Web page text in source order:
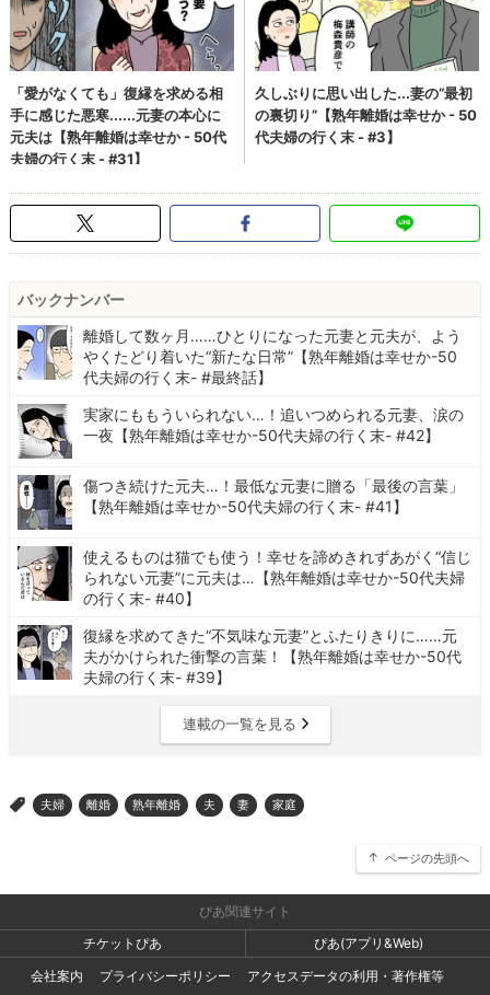
バックナンバー
離婚して数ヶ月……ひとりになった元妻と元夫が、よう
やくたどり着いた“新たな日常”【熟年離婚は幸せか-50
代夫婦の行く末- #最終話】
実家にももういられない…！追いつめられる元妻、涙の
一夜【熟年離婚は幸せか-50代夫婦の行く末- #42】
傷つき続けた元夫…！最低な元妻に贈る「最後の言葉」
【熟年離婚は幸せか-50代夫婦の行く末- #41】
使えるものは猫でも使う！幸せを諦めきれずあがく“信じ
られない元妻”に元夫は…【熟年離婚は幸せか-50代夫婦
の行く末- #40】
復縁を求めてきた“不気味な元妻”とふたりきりに……元
夫がかけられた衝撃の言葉！【熟年離婚は幸せか-50代
夫婦の行く末- #39】
連載の一覧を見る
> 夫婦 離婚 熟年離婚 夫 妻 家庭
ページの先頭へ
ぴあ関連サイト
チケットぴあ
ぴあ(アプリ&Web)
会社案内
プライバシーポリシー
アクセスデータの利用・著作権等